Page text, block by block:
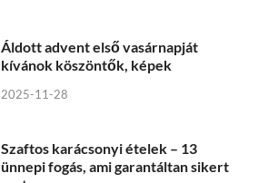
Áldott advent első vasárnapját
kívánok köszöntők, képek
2025-11-28
Szaftos karácsonyi ételek – 13
ünnepi fogás, ami garantáltan sikert